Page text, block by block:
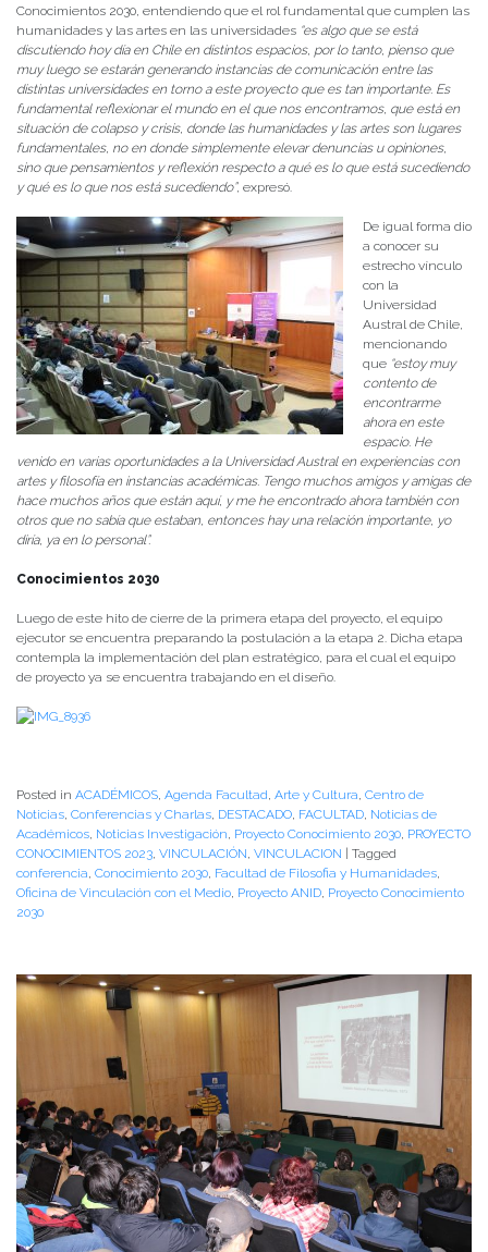
Conocimientos 2030, entendiendo que el rol fundamental que cumplen las
humanidades y las artes en las universidades “es algo que se está
discutiendo hoy día en Chile en distintos espacios, por lo tanto, pienso que
muy luego se estarán generando instancias de comunicación entre las
distintas universidades en torno a este proyecto que es tan importante. Es
fundamental reflexionar el mundo en el que nos encontramos, que está en
situación de colapso y crisis, donde las humanidades y las artes son lugares
fundamentales, no en donde simplemente elevar denuncias u opiniones,
sino que pensamientos y reflexión respecto a qué es lo que está sucediendo
y qué es lo que nos está sucediendo”, expresó.
De igual forma dio
a conocer su
estrecho vínculo
con la
Universidad
Austral de Chile,
mencionando
que “estoy muy
contento de
encontrarme
ahora en este
espacio. He
venido en varias oportunidades a la Universidad Austral en experiencias con
artes y filosofía en instancias académicas. Tengo muchos amigos y amigas de
hace muchos años que están aquí, y me he encontrado ahora también con
otros que no sabía que estaban, entonces hay una relación importante, yo
diría, ya en lo personal”.
Conocimientos 2030
Luego de este hito de cierre de la primera etapa del proyecto, el equipo
ejecutor se encuentra preparando la postulación a la etapa 2. Dicha etapa
contempla la implementación del plan estratégico, para el cual el equipo
de proyecto ya se encuentra trabajando en el diseño.
Posted in ACADÉMICOS, Agenda Facultad, Arte y Cultura, Centro de
Noticias, Conferencias y Charlas, DESTACADO, FACULTAD, Noticias de
Académicos, Noticias Investigación, Proyecto Conocimiento 2030, PROYECTO
CONOCIMIENTOS 2023, VINCULACIÓN, VINCULACION
Tagged
conferencia, Conocimiento 2030, Facultad de Filosofia y Humanidades,
Oficina de Vinculación con el Medio, Proyecto ANID, Proyecto Conocimiento
2030